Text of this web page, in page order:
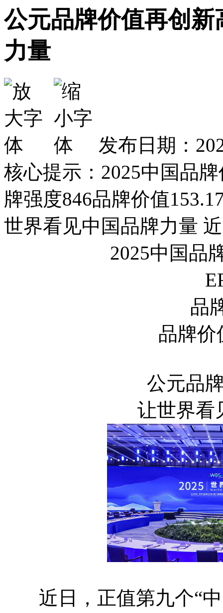
公元品牌价值再创
力量
发布日期：
核心提示：2025中国品
牌强度846品牌价值
世界看见中国品牌力量
2025中国品
品
品牌价
公元品
让世界看
近日，正值第九个“中